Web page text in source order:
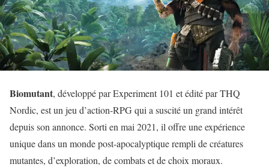
Biomutant, développé par Experiment 101 et édité par THQ
Nordic, est un jeu d’action-RPG qui a suscité un grand intérêt
depuis son annonce. Sorti en mai 2021, il offre une expérience
unique dans un monde post-apocalyptique rempli de créatures
mutantes, d’exploration, de combats et de choix moraux.